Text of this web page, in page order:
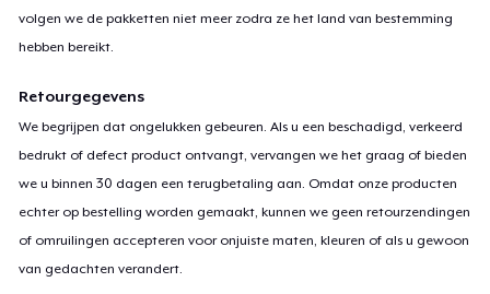
volgen we de pakketten niet meer zodra ze het land van bestemming
hebben bereikt.
Retourgegevens
We begrijpen dat ongelukken gebeuren. Als u een beschadigd, verkeerd
bedrukt of defect product ontvangt, vervangen we het graag of bieden
we u binnen 30 dagen een terugbetaling aan. Omdat onze producten
echter op bestelling worden gemaakt, kunnen we geen retourzendingen
of omruilingen accepteren voor onjuiste maten, kleuren of als u gewoon
van gedachten verandert.